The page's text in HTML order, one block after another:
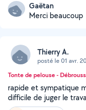
Gaëtan
Merci beaucoup
Thierry A.
posté le 01 avr.
Tonte de pelouse -
rapide et sympatique
difficile de juger le